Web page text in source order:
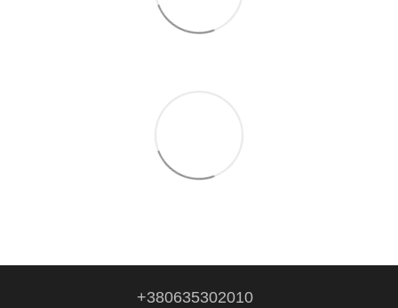
+380635302010